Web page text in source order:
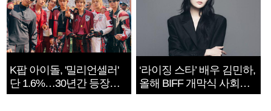
K팝 아이돌, '밀리언셀러'
단 1.6%…30년간 등장
1182개팀 전수조사
‘라이징 스타’ 배우 김민하,
올해 BIFF 개막식 사회자
확정